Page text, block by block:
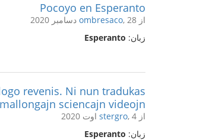
Pocoyo en Esperanto
از ombresaco, 28 دسامبر 2020
زبان: Esperanto
revenis. Ni nun tradukas
mallongajn sciencajn videojn.
از stergro, 4 اوت 2020
زبان: Esperanto